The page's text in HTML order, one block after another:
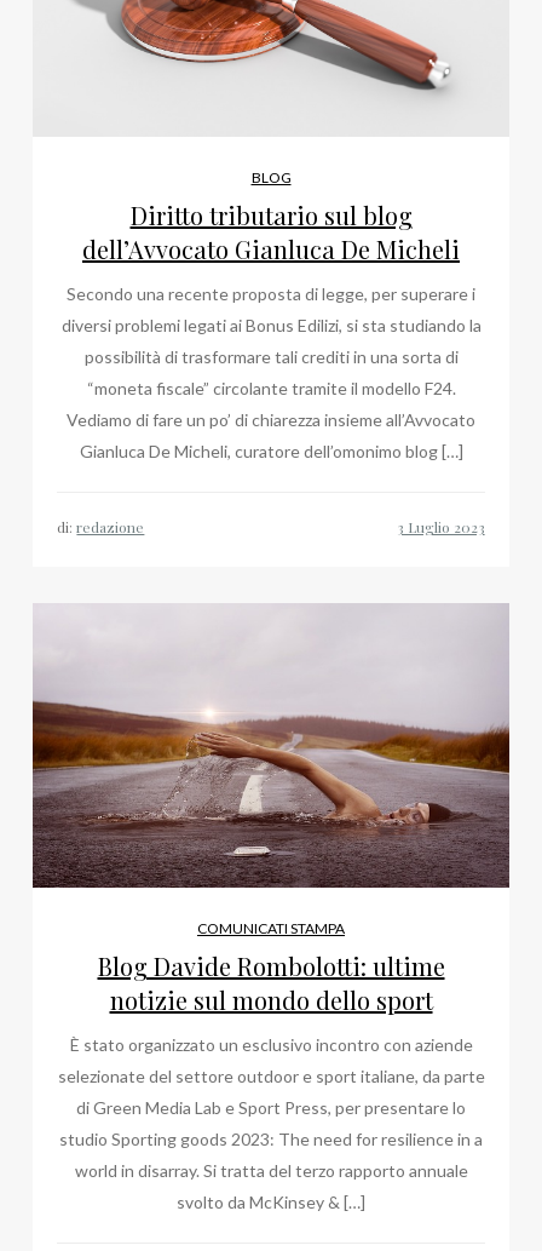
BLOG
Diritto tributario sul blog
dell’Avvocato Gianluca De Micheli
Secondo una recente proposta di legge, per superare i
diversi problemi legati ai Bonus Edilizi, si sta studiando la
possibilità di trasformare tali crediti in una sorta di
“moneta fiscale” circolante tramite il modello F24.
Vediamo di fare un po’ di chiarezza insieme all’Avvocato
Gianluca De Micheli, curatore dell’omonimo blog […]
di:redazione
COMUNICATI STAMPA
Blog Davide Rombolotti: ultime
notizie sul mondo dello sport
È stato organizzato un esclusivo incontro con aziende
selezionate del settore outdoor e sport italiane, da parte
di Green Media Lab e Sport Press, per presentare lo
studio Sporting goods 2023: The need for resilience in a
world in disarray. Si tratta del terzo rapporto annuale
svolto da McKinsey & […]